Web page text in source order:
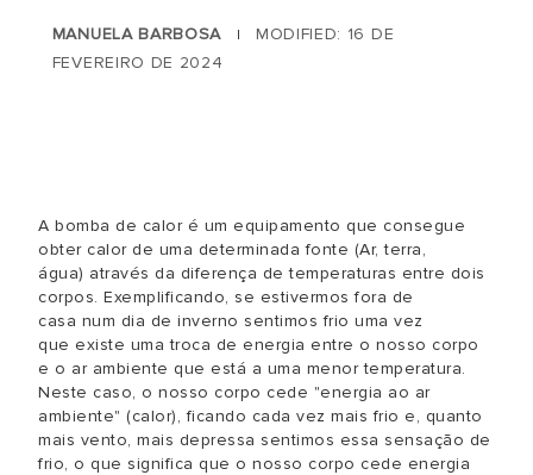
MANUELA BARBOSA |
MODIFIED: 16 DE
FEVEREIRO DE 2024
A bomba de calor é um equipamento que consegue
obter calor de uma determinada fonte (Ar, terra,
água) através da diferença de temperaturas entre dois
corpos. Exemplificando, se estivermos fora de
casa num dia de inverno sentimos frio uma vez
que existe uma troca de energia entre o nosso corpo
e o ar ambiente que está a uma menor temperatura.
Neste caso, o nosso corpo cede "energia ao ar
ambiente" (calor), ficando cada vez mais frio e, quanto
mais vento, mais depressa sentimos essa sensação de
frio, o que significa que o nosso corpo cede energia